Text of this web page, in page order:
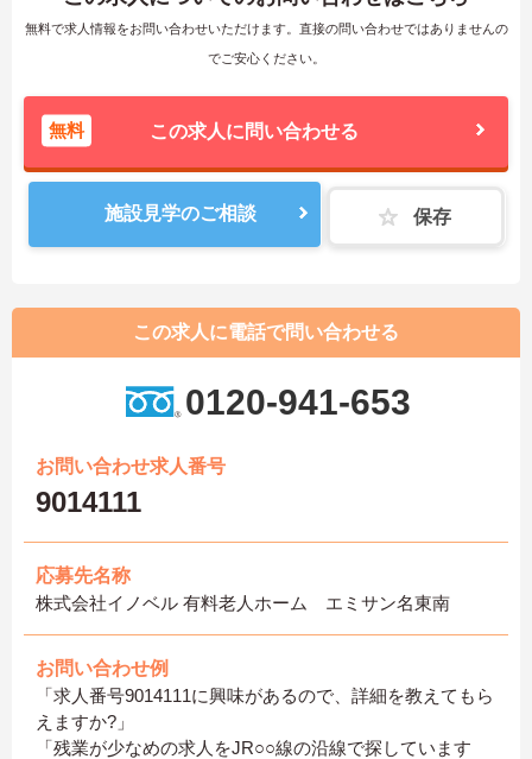
無料で求人情報をお問い合わせいただけます。直接の問い合わせではありませんの
でご安心ください。
無料 この求人に問い合わせる
施設見学のご相談 保存
この求人に電話で問い合わせる
0120-941-653
お問い合わせ求人番号
9014111
応募先名称
株式会社イノベル 有料老人ホーム エミサン名東南
お問い合わせ例
「求人番号9014111に興味があるので、詳細を教えてもら
えますか?」
「残業が少なめの求人をJR○○線の沿線で探しています